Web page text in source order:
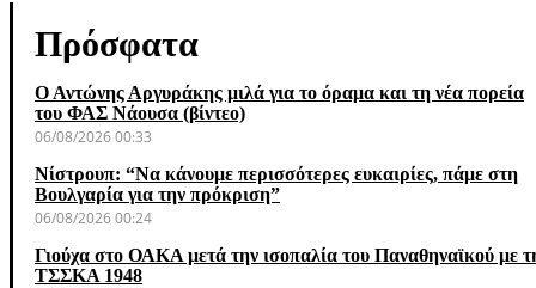
Πρόσφατα
Ο Αντώνης Αργυράκης μιλά για το όραμα και τη νέα πορεία
του ΦΑΣ Νάουσα (βίντεο)
06/08/2026 00:33
Νίστρουπ: “Να κάνουμε περισσότερες ευκαιρίες, πάμε στη
Βουλγαρία για την πρόκριση”
06/08/2026 00:24
Γιούχα στο ΟΑΚΑ μετά την ισοπαλία του Παναθηναϊκού με
ΤΣΣΚΑ 1948